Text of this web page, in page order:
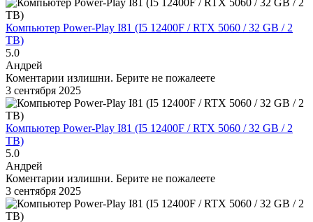
Компьютер Power-Play I81 (I5 12400F / RTX 5060 / 32 GB / 2
TB)
5.0
Андрей
Коментарии излишни. Берите не пожалеете
3 сентября 2025
Компьютер Power-Play I81 (I5 12400F / RTX 5060 / 32 GB / 2
TB)
5.0
Андрей
Коментарии излишни. Берите не пожалеете
3 сентября 2025